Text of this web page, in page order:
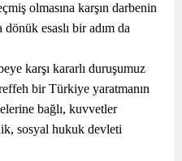
olmasına karşın darbenin
dönük esaslı bir adım da
karşı kararlı duruşumuz
bir Türkiye yaratmanın
bağlı, kuvvetler
sosyal hukuk devleti